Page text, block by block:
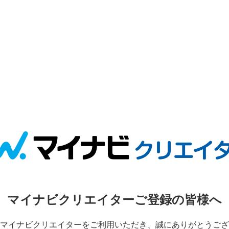
マイナビクリエイターご登録の皆様へ
イナビクリエイターをご利用いただき、誠にありがとうご